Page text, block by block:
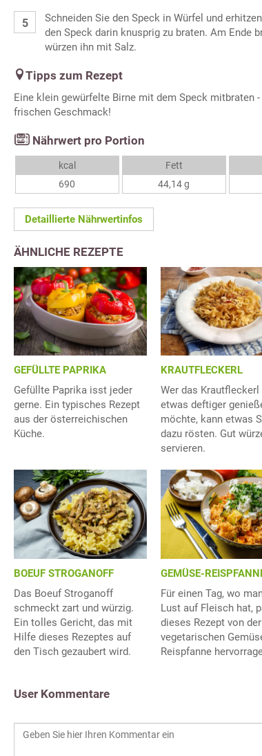
Schneiden Sie den Speck in Würfel und
den Speck darin knusprig zu braten. Am Ende
würzen ihn mit Salz.
Tipps zum Rezept
Eine klein gewürfelte Birne mit dem Speck mitbraten
frischen Geschmack!
Nährwert pro Portion
kcal
690
Fett
44,14 g
Detaillierte Nährwertinfos
ÄHNLICHE REZEPTE
GEFÜLLTE PAPRIKA
Gefüllte Paprika isst jeder
gerne. Ein typisches Rezept
aus der österreichischen
Küche.
KRAUTFLECKERL
Wer das Krautfleckerl
etwas deftiger
möchte, kann etwas
dazu rösten. Gut
servieren.
BOEUF STROGANOFF
Das Boeuf Stroganoff
schmeckt zart und würzig.
Ein tolles Gericht, das mit
Hilfe dieses Rezeptes auf
den Tisch gezaubert wird.
GEMÜSE-
Für einen Tag, wo
Lust auf Fleisch hat,
dieses Rezept von der
vegetarischen
Reispfanne
User Kommentare